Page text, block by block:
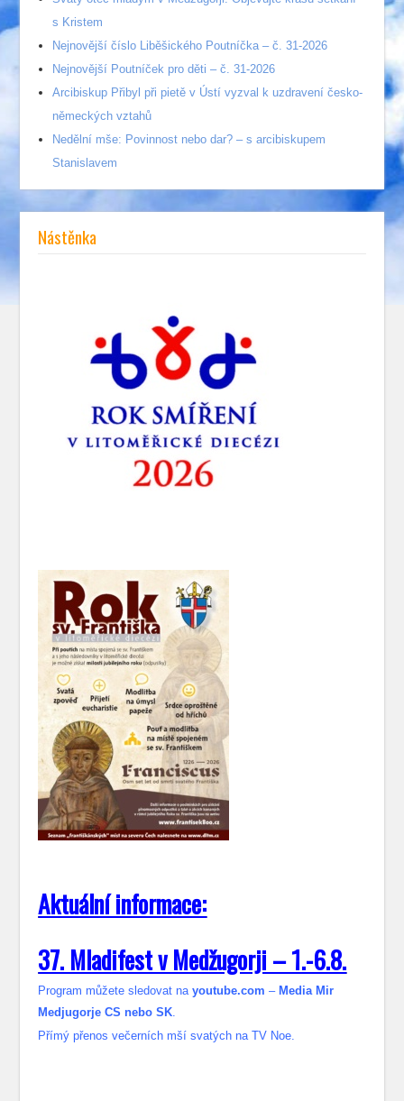
s Kristem
Nejnovější číslo Liběšického Poutníčka – č. 31-2026
Nejnovější Poutníček pro děti – č. 31-2026
Arcibiskup Přibyl při pietě v Ústí vyzval k uzdravení česko-
německých vztahů
Nedělní mše: Povinnost nebo dar? – s arcibiskupem
Stanislavem
Nástěnka
Aktuální informace:
37. Mladifest v Medžugorji – 1.-6.8.
Program můžete sledovat nayoutube.com – Media Mir
Medjugorje CS nebo SK.
Přímý přenos večerních mší svatých na TV Noe.